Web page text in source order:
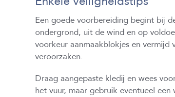
Een goede voorbereiding begint bij
ondergrond, uit de wind en op
voorkeur aanmaakblokjes en vermijd
veroorzaken.
Draag aangepaste kledij en wees
het vuur, maar gebruik eventueel een